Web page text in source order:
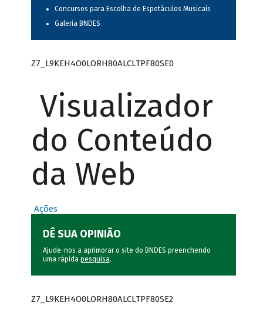
Concursos para Escolha de Espetáculos Musicais
Galeria BNDES
Z7_L9KEH4O0LORH80ALCLTPF80SE0
Visualizador
do Conteúdo
da Web
Ações
DÊ SUA OPINIÃO
Ajude-nos a aprimorar o site do BNDES preenchendo
uma rápida pesquisa.
Z7_L9KEH4O0LORH80ALCLTPF80SE2